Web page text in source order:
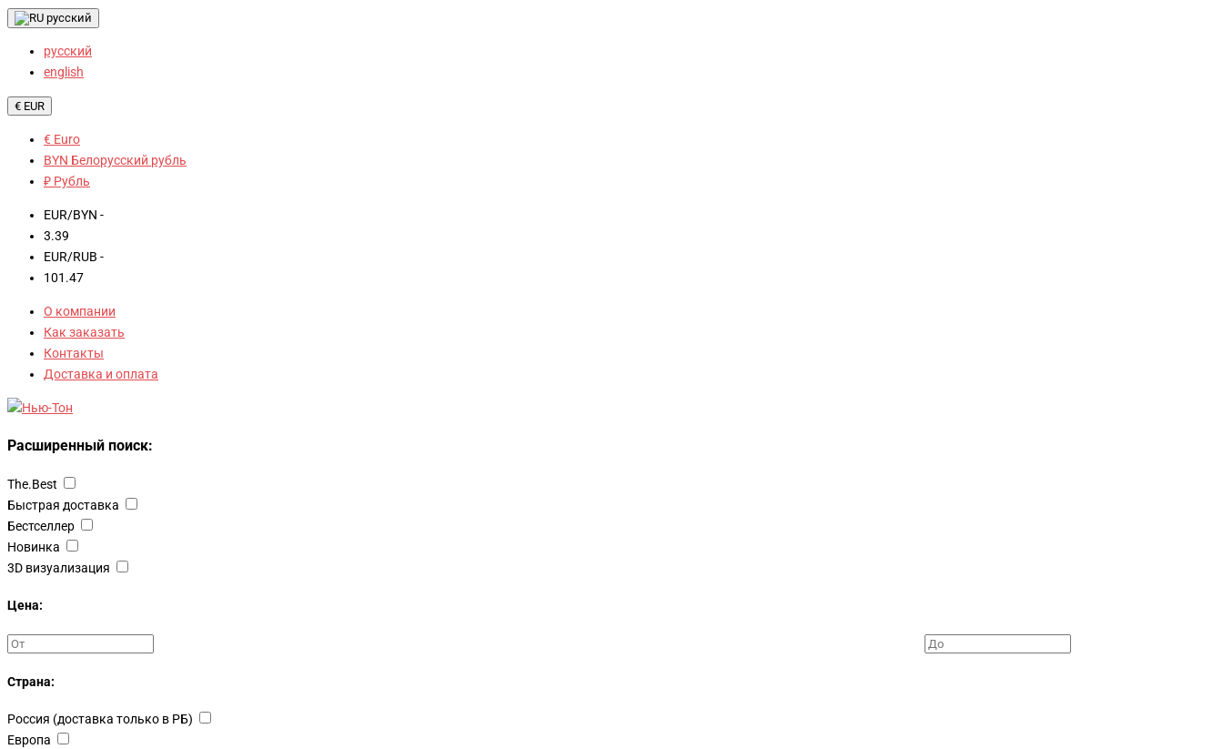
русский
русский
english
€ EUR
€ Euro
BYN Белорусский рубль
₽ Рубль
EUR/BYN -
3.39
EUR/RUB -
101.47
О компании
Как заказать
Контакты
Доставка и оплата
Расширенный поиск:
The.Best
Быстрая доставка
Бестселлер
Новинка
3D визуализация
Цена:
Страна:
Россия (доставка только в РБ)
Европа